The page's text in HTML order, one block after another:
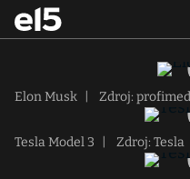
Elon Musk Zdroj:
Tesla Model 3 Zdroj: Tesla